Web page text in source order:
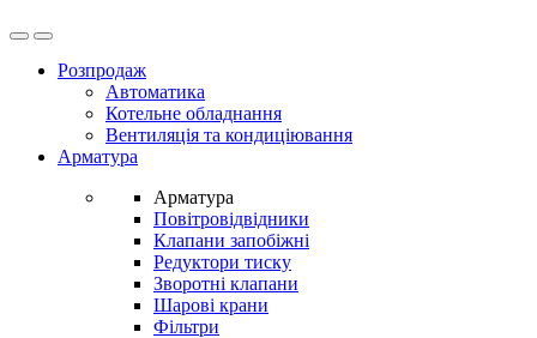
OpenClose
Розпродаж
Автоматика
Котельне обладнання
Вентиляція та кондиціювання
Арматура
Арматура
Повітровідвідники
Клапани запобіжні
Редуктори тиску
Зворотні клапани
Шарові крани
Фільтри